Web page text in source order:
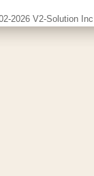
2026 V2-Solution